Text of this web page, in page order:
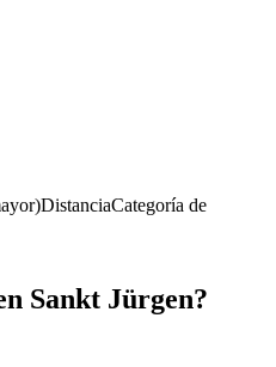
DistanciaCategoría de
Sankt Jürgen?